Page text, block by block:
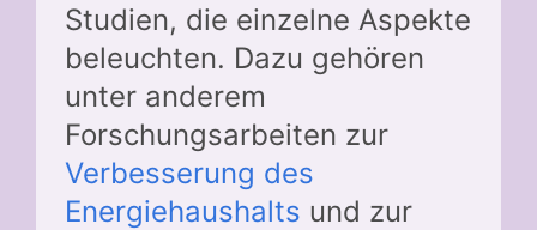
Studien, die einzelne Aspekte
beleuchten. Dazu gehören
unter anderem
Forschungsarbeiten zur
Verbesserung des
Energiehaushalts und zur